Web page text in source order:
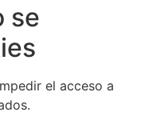
se
el acceso a